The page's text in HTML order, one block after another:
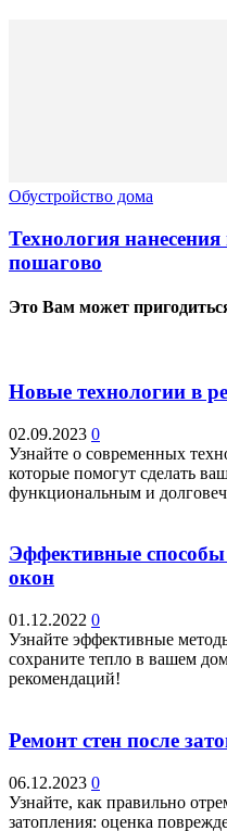
Обустройство дома
Технология
пошагово
Это Вам может
Новые технологии в
02.09.2023 0
Узнайте о современных
которые помогут сделать
функциональным и
Эффективные
окон
01.12.2022 0
Узнайте эффективные
сохраните тепло в вашем
рекомендаций!
Ремонт стен после
06.12.2023 0
Узнайте, как правильно
затопления: оценка